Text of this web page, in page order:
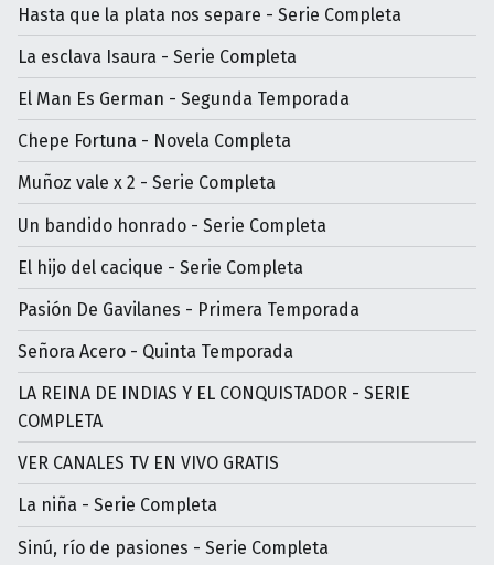
Hasta que la plata nos separe - Serie Completa
La esclava Isaura - Serie Completa
El Man Es German - Segunda Temporada
Chepe Fortuna - Novela Completa
Muñoz vale x 2 - Serie Completa
Un bandido honrado - Serie Completa
El hijo del cacique - Serie Completa
Pasión De Gavilanes - Primera Temporada
Señora Acero - Quinta Temporada
LA REINA DE INDIAS Y EL CONQUISTADOR - SERIE
COMPLETA
VER CANALES TV EN VIVO GRATIS
La niña - Serie Completa
Sinú, río de pasiones - Serie Completa